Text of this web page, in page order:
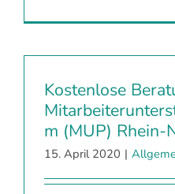
Kostenlose
m (MUP) Rhein-
15. April 2020 |